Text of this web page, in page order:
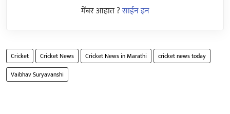
मेंबर आहात ?साईन इन
Cricket Cricket News Cricket News in Marathi
cricket news today
Vaibhav Suryavanshi